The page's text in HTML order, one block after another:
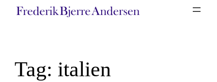
Spring
Tag: italien